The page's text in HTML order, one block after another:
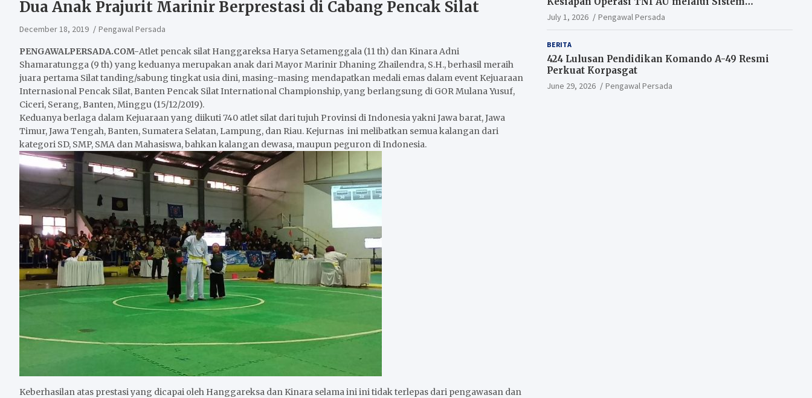
Dua Anak Prajurit Marinir Berprestasi di Cabang Pencak Silat
December 18, 2019 Pengawal Persada
PENGAWALPERSADA.COM-Atlet pencak silat Hanggareksa Harya Setamenggala (11 th) dan Kinara Adni
Shamaratungga (9 th) yang keduanya merupakan anak dari Mayor Marinir Dhaning Zhailendra, S.H., berhasil meraih
juara pertama Silat tanding/sabung tingkat usia dini, masing-masing mendapatkan medali emas dalam event Kejuaraan
Internasional Pencak Silat, Banten Pencak Silat International Championship, yang berlangsung di GOR Mulana Yusuf,
Ciceri, Serang, Banten, Minggu (15/12/2019).
Keduanya berlaga dalam Kejuaraan yang diikuti 740 atlet silat dari tujuh Provinsi di Indonesia yakni Jawa barat, Jawa
Timur, Jawa Tengah, Banten, Sumatera Selatan, Lampung, dan Riau. Kejurnas ini melibatkan semua kalangan dari
kategori SD, SMP, SMA dan Mahasiswa, bahkan kalangan dewasa, maupun peguron di Indonesia.
Keberhasilan atas prestasi yang dicapai oleh Hanggareksa dan Kinara selama ini ini tidak terlepas dari pengawasan dan
Kesehatan Andal
July 1, 2026 Pengawal Persada
BERITA
424 Lulusan Pendidikan Komando A-49 Resmi
Perkuat Korpasgat
June 29, 2026 Pengawal Persada